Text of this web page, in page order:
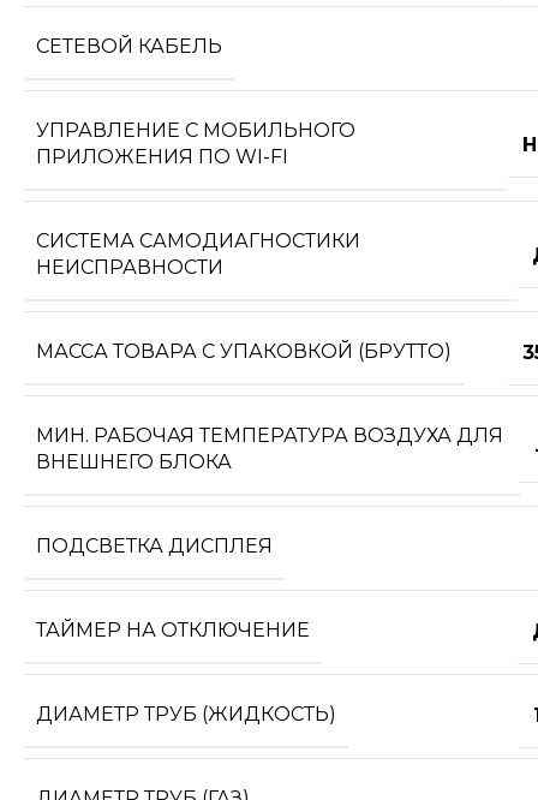
СЕТЕВОЙ КАБЕЛЬ
УПРАВЛЕНИЕ C МОБИЛЬНОГО
ПРИЛОЖЕНИЯ ПО WI-FI
СИСТЕМА САМОДИАГНОСТИКИ
НЕИСПРАВНОСТИ
МАССА ТОВАРА С УПАКОВКОЙ (БРУТТО)
МИН. РАБОЧАЯ ТЕМПЕРАТУРА ВОЗДУХА ДЛЯ
ВНЕШНЕГО БЛОКА
ПОДСВЕТКА ДИСПЛЕЯ
ТАЙМЕР НА ОТКЛЮЧЕНИЕ
ДИАМЕТР ТРУБ (ЖИДКОСТЬ)